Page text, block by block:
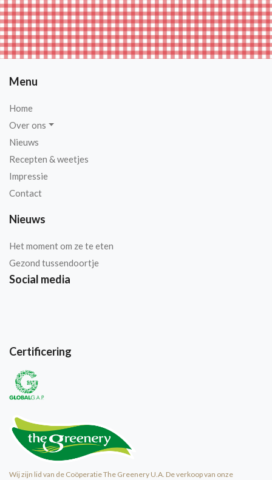
Menu
Home
Over ons
Nieuws
Recepten & weetjes
Impressie
Contact
Nieuws
Het moment om ze te eten
Gezond tussendoortje
Social media
Certificering
Wij zijn lid van de Coöperatie The Greenery U.A. De verkoop van onze